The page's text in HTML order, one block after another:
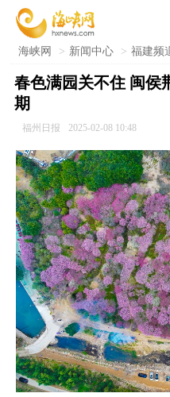
海峡网 > 新闻中心 > 福建频
春色满园关不住 闽侯
期
福州日报 2025-02-08 10:48